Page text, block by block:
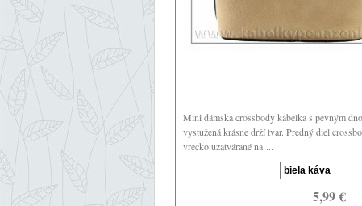
Mini dámska crossbody kabelka s pevným
vystužená krásne drží tvar. Predný diel
vrecko uzatvárané na ...
5,99 €